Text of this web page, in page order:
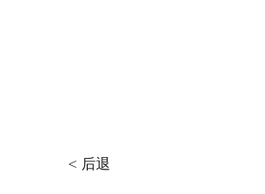
< 后退